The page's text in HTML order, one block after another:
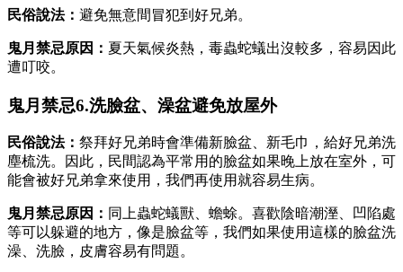
民俗說法： 避免無意間冒犯到好兄弟。
鬼月禁忌原因： 夏天氣候炎熱，毒蟲蛇蟻出沒較多，容易因此
遭叮咬。
鬼月禁忌6.洗臉盆、澡盆避免放屋外
民俗說法： 祭拜好兄弟時會準備新臉盆、新毛巾，給好兄弟洗
塵梳洗。因此，民間認為平常用的臉盆如果晚上放在室外，可
能會被好兄弟拿來使用，我們再使用就容易生病。
鬼月禁忌原因： 同上蟲蛇蟻獸、蟾蜍。喜歡陰暗潮溼、凹陷處
等可以躲避的地方，像是臉盆等，我們如果使用這樣的臉盆洗
澡、洗臉，皮膚容易有問題。